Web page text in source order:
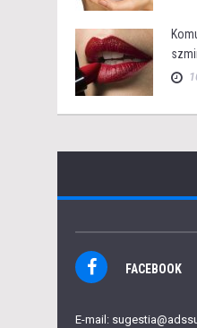
FACEBOOK
E-mail: